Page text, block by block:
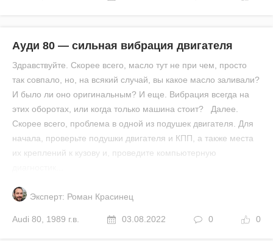
Ауди 80 — сильная вибрация двигателя
Здравствуйте. Скорее всего, масло тут не при чем, просто
так совпало, но, на всякий случай, вы какое масло заливали?
И было ли оно оригинальным? И еще. Вибрация всегда на
этих оборотах, или когда только машина стоит? Далее.
Скорее всего, проблема в одной из подушек двигателя. Для
начала, проверьте подушки двигателя и КПП, а также места
их креплений к кузову и, проведите компьютерную
Эксперт: Роман Красинец
Audi 80 1989 г.в. 03.08.2022 0 0